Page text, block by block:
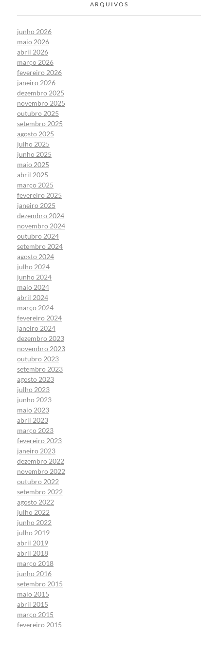
ARQUIVOS
junho 2026
maio 2026
abril 2026
março 2026
fevereiro 2026
janeiro 2026
dezembro 2025
novembro 2025
outubro 2025
setembro 2025
agosto 2025
julho 2025
junho 2025
maio 2025
abril 2025
março 2025
fevereiro 2025
janeiro 2025
dezembro 2024
novembro 2024
outubro 2024
setembro 2024
agosto 2024
julho 2024
junho 2024
maio 2024
abril 2024
março 2024
fevereiro 2024
janeiro 2024
dezembro 2023
novembro 2023
outubro 2023
setembro 2023
agosto 2023
julho 2023
junho 2023
maio 2023
abril 2023
março 2023
fevereiro 2023
janeiro 2023
dezembro 2022
novembro 2022
outubro 2022
setembro 2022
agosto 2022
julho 2022
junho 2022
julho 2019
abril 2019
abril 2018
março 2018
junho 2016
setembro 2015
maio 2015
abril 2015
março 2015
fevereiro 2015